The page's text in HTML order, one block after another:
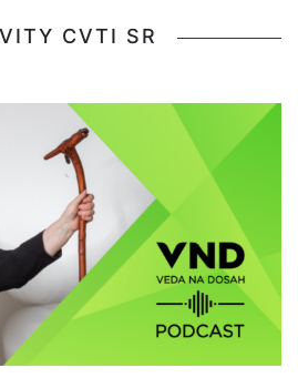
CVTI SR